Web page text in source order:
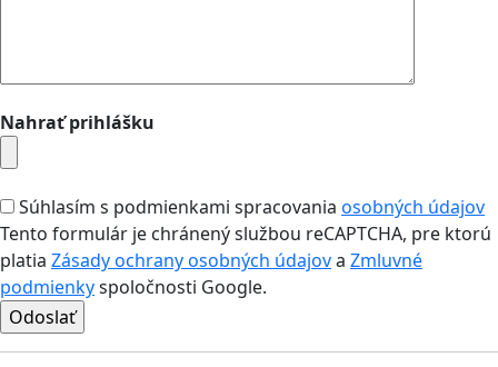
Nahrať prihlášku
Súhlasím s podmienkami spracovania osobných údajov
Tento formulár je chránený službou reCAPTCHA, pre ktorú
platia Zásady ochrany osobných údajova Zmluvné
podmienkyspoločnosti Google.